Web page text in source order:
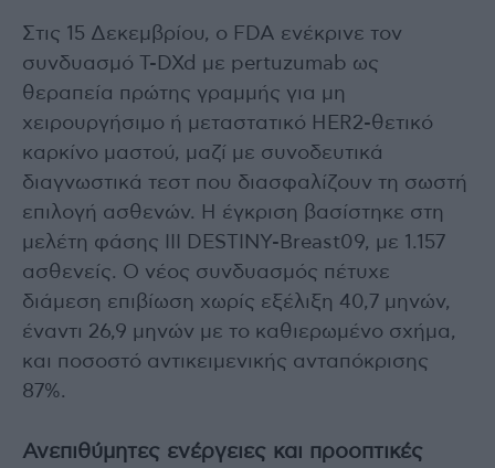
Στις 15 Δεκεμβρίου, ο FDA ενέκρινε τον
συνδυασμό T-DXd με pertuzumab ως
θεραπεία πρώτης γραμμής για μη
χειρουργήσιμο ή μεταστατικό HER2-θετικό
καρκίνο μαστού, μαζί με συνοδευτικά
διαγνωστικά τεστ που διασφαλίζουν τη σωστή
επιλογή ασθενών. Η έγκριση βασίστηκε στη
μελέτη φάσης ΙΙΙ DESTINY-Breast09, με 1.157
ασθενείς. Ο νέος συνδυασμός πέτυχε
διάμεση επιβίωση χωρίς εξέλιξη 40,7 μηνών,
έναντι 26,9 μηνών με το καθιερωμένο σχήμα,
και ποσοστό αντικειμενικής ανταπόκρισης
87%.
Ανεπιθύμητες ενέργειες και προοπτικές